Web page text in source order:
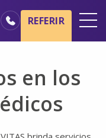
REFERIR
en los